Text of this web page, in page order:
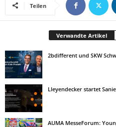
Teilen
Verwandte Artikel
2bdifferent und SKW
Lleyendecker startet
AUMA MesseForum: